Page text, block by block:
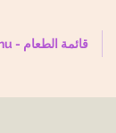
Our Menu - قائمة الطعام